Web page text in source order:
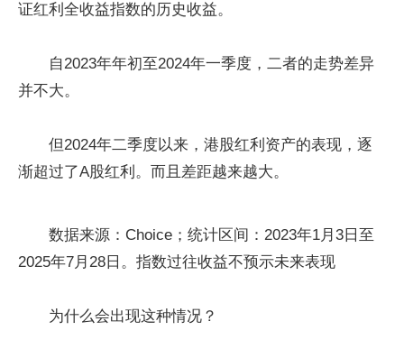
证红利全收益指数的历史收益。
自2023年年初至2024年一季度，二者的走势差异
并不大。
但2024年二季度以来，港股红利资产的表现，逐
渐超过了A股红利。而且差距越来越大。
数据来源：Choice；统计区间：2023年1月3日至
2025年7月28日。指数过往收益不预示未来表现
为什么会出现这种情况？